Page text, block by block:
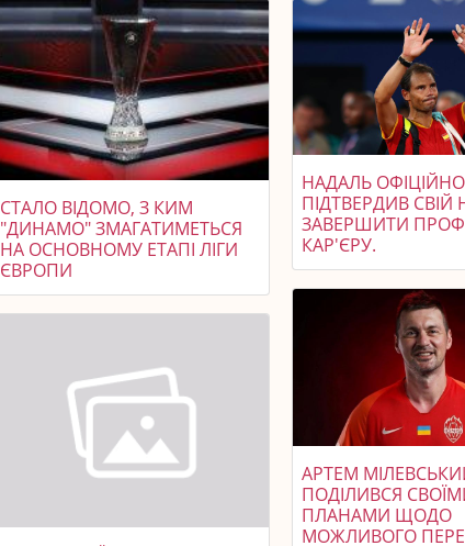
СТАЛО ВІДОМО, З КИМ
"ДИНАМО" ЗМАГАТИМЕТЬСЯ
НА ОСНОВНОМУ ЕТАПІ ЛІГИ
ЄВРОПИ
НАДАЛЬ ОФІЦІЙНО
ПІДТВЕРДИВ СВІЙ
ЗАВЕРШИТИ
КАР'ЄРУ.
АРТЕМ
ПОДІЛИВСЯ
ПЛАНАМИ ЩОДО
МОЖЛИВОГО